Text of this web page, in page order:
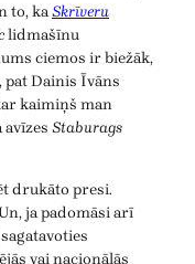
to, kaSkrīveru
lidmašīnu
ciemos ir biežāk,
pat Dainis Īvāns
kaimiņš man
Staburags
drukāto presi.
ja padomāsi arī
vai nacionālās